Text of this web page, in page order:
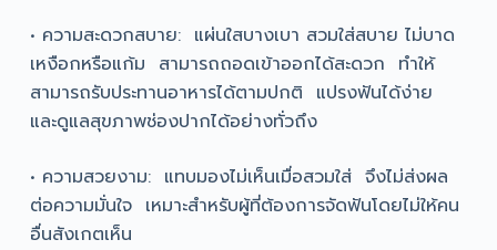
• ความสะดวกสบาย: แผ่นใสบางเบา สวมใส่สบาย ไม่บาด
เหงือกหรือแก้ม สามารถถอดเข้าออกได้สะดวก ทำให้
สามารถรับประทานอาหารได้ตามปกติ แปรงฟันได้ง่าย
และดูแลสุขภาพช่องปากได้อย่างทั่วถึง
• ความสวยงาม: แทบมองไม่เห็นเมื่อสวมใส่ จึงไม่ส่งผล
ต่อความมั่นใจ เหมาะสำหรับผู้ที่ต้องการจัดฟันโดยไม่ให้คน
อื่นสังเกตเห็น